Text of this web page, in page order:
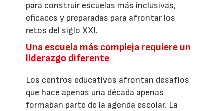
para construir escuelas más inclusivas,
eficaces y preparadas para afrontar los
retos del siglo XXI.
Una escuela más compleja requiere un
liderazgo diferente
Los centros educativos afrontan desafíos
que hace apenas una década apenas
formaban parte de la agenda escolar. La